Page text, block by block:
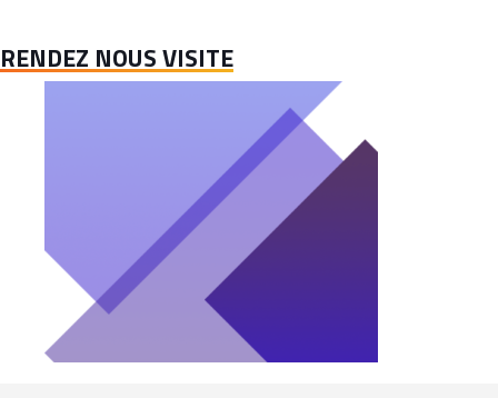
RENDEZ NOUS VISITE